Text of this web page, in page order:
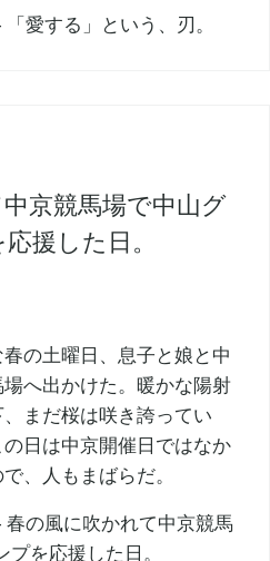
京競馬場で中山グ
援した日。
春の土曜日、息子と娘と中
へ出かけた。暖かな陽射
、まだ桜は咲き誇ってい
の日は中京開催日ではなか
、人もまばらだ。